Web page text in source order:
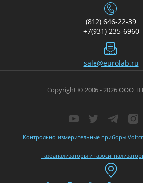
(812) 646-22-39
+7(931) 235-6960
sale@eurolab.ru
Контрольно-измерительные приборы
Газоанализаторы и
Copyright © 2006 - 2026 ООО